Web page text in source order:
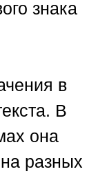
знака
в
В
она
разных